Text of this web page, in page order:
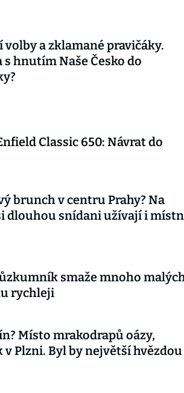
volby a zklamané pravičáky.
hnutím Naše Česko do
Classic 650: Návrat do
brunch v centru Prahy? Na
dlouhou snídani užívají i
smaže mnoho
rychleji
Místo mrakodrapů oázy,
Plzni. Byl by největší hvězdou